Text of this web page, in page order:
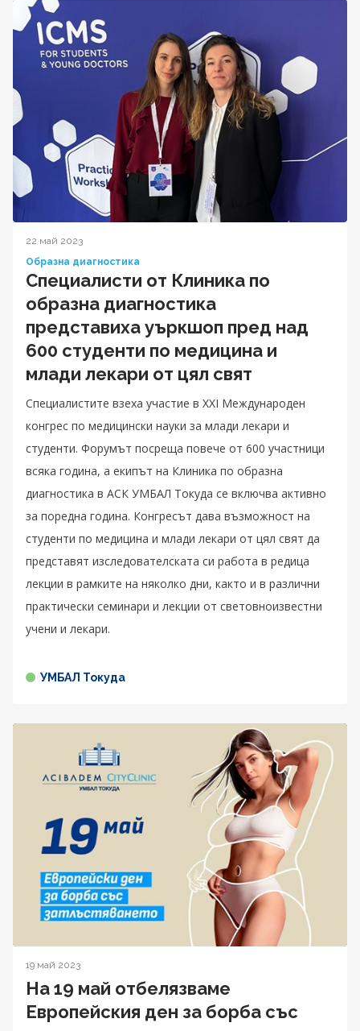
22 май 2023
Образна диагностика
Специалисти от Клиника по
образна диагностика
представиха уъркшоп пред над
600 студенти по медицина и
млади лекари от цял свят
Специалистите взеха участие в XXI Международен
конгрес по медицински науки за млади лекари и
студенти. Форумът посреща повече от 600 участници
всяка година, а екипът на Клиника по образна
диагностика в АСК УМБАЛ Токуда се включва активно
за поредна година. Конгресът дава възможност на
студенти по медицина и млади лекари от цял свят да
представят изследователската си работа в редица
лекции в рамките на няколко дни, както и в различни
практически семинари и лекции от световноизвестни
учени и лекари.
УМБАЛ Токуда
19 май 2023
На 19 май отбелязваме
Европейския ден за борба със